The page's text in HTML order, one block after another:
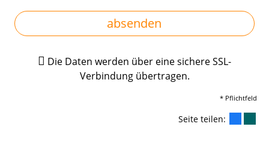
absenden
Die Daten werden über eine sichere SSL-
Verbindung übertragen.
* Pflichtfeld
Seite teilen: